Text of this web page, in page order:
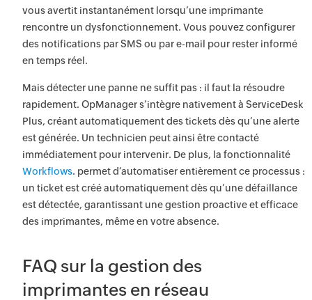
vous avertit instantanément lorsqu’une imprimante
rencontre un dysfonctionnement. Vous pouvez configurer
des notifications par SMS ou par e-mail pour rester informé
en temps réel.
Mais détecter une panne ne suffit pas : il faut la résoudre
rapidement. OpManager s’intègre nativement à ServiceDesk
Plus, créant automatiquement des tickets dès qu’une alerte
est générée. Un technicien peut ainsi être contacté
immédiatement pour intervenir. De plus, la fonctionnalité
Workflows. permet d’automatiser entièrement ce processus :
un ticket est créé automatiquement dès qu’une défaillance
est détectée, garantissant une gestion proactive et efficace
des imprimantes, même en votre absence.
FAQ sur la gestion des
imprimantes en réseau